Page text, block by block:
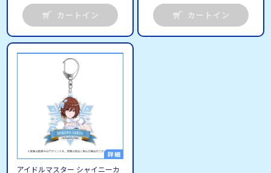
カートイン カートイン
アイドルマスター シャイニーカ